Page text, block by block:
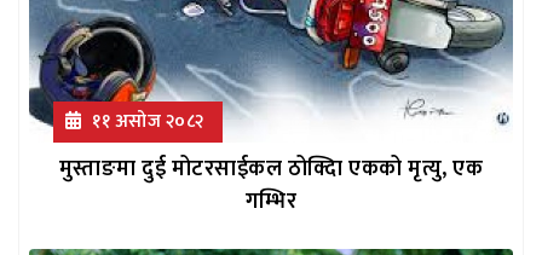
११ असोज २०८२
मुस्ताङमा दुई मोटरसाईकल ठोक्दिा एकको मृत्यु, एक
गम्भिर